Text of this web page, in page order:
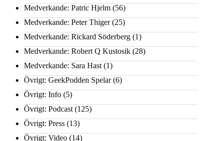
Medverkande: Patric Hjelm (56)
Medverkande: Peter Thiger(25)
Medverkande: Rickard Söderberg (1)
Medverkande: Robert Q Kustosik (28)
Medverkande: Sara Hast (1)
Övrigt: GeekPodden Spelar(6)
Övrigt: Info (5)
Övrigt: Podcast (125)
Övrigt: Press (13)
Övrigt: Video (14)